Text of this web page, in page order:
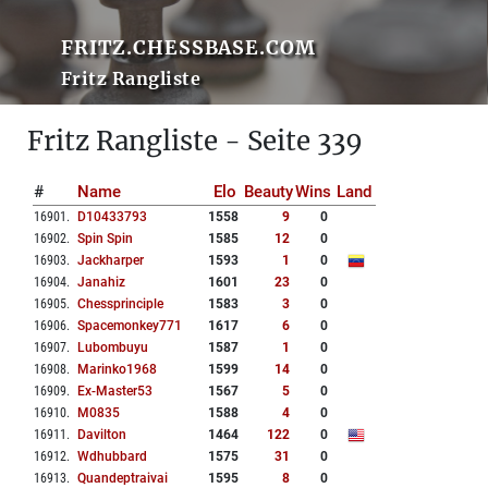
FRITZ.CHESSBASE.COM
Fritz Rangliste
Fritz Rangliste - Seite 339
# Name Elo BeautyWins Land
16901 . D10433793 1558 9
0
16902. Spin Spin 1585 12
0
16903. Jackharper 1593 1
0
16904. Janahiz 1601 23
0
16905. Chessprinciple 1583 3
0
16906. Spacemonkey771 1617 6
0
16907. Lubombuyu 1587 1
0
16908. Marinko1968 1599 14
0
16909. Ex-Master53 1567 5
0
16910. M0835 1588 4
0
16911 . Davilton 1464 122
0
16912. Wdhubbard 1575 31
0
16913. Quandeptraivai 1595 8 0